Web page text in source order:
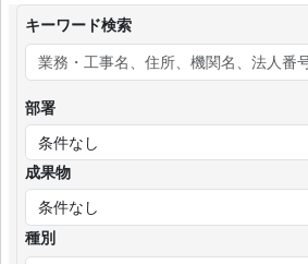
キーワード検索
部署
成果物
種別